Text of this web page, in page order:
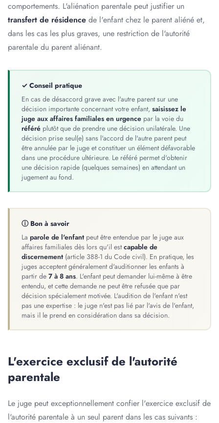
comportements. L'aliénation parentale peut justifier un
transfert de résidence de l'enfant chez le parent aliéné et,
dans les cas les plus graves, une restriction de l'autorité
parentale du parent aliénant.
✓ Conseil pratique
En cas de désaccord grave avec l'autre parent sur une
décision importante concernant votre enfant, saisissez le
juge aux affaires familiales en urgence par la voie du
référé plutôt que de prendre une décision unilatérale. Une
décision prise seul(e) sans l'accord de l'autre parent peut
être annulée par le juge et constituer un élément défavorable
dans une procédure ultérieure. Le référé permet d'obtenir
une décision rapide (quelques semaines) en attendant un
jugement au fond.
ⓘ Bon à savoir
La parole de l'enfant peut être entendue par le juge aux
affaires familiales dès lors qu'il estcapable de
discernement (article 388-1 du Code civil). En pratique, les
juges acceptent généralement d'auditionner les enfants à
partir de 7 à 8 ans. L'enfant peut demander lui-même à être
entendu, et cette demande ne peut être refusée que par
décision spécialement motivée. L'audition de l'enfant n'est
pas une expertise : le juge n'est pas lié par l'avis de l'enfant,
mais il le prend en considération dans sa décision.
L'exercice exclusif de l'autorité
parentale
Le juge peut exceptionnellement confier l'exercice exclusif de
l'autorité parentale à un seul parent dans les cas suivants :